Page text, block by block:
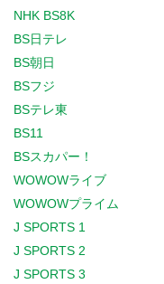
NHK BS8K
BS日テレ
BS朝日
BSフジ
BSテレ東
BS11
BSスカパー！
WOWOWライブ
WOWOWプライム
J SPORTS 1
J SPORTS 2
J SPORTS 3